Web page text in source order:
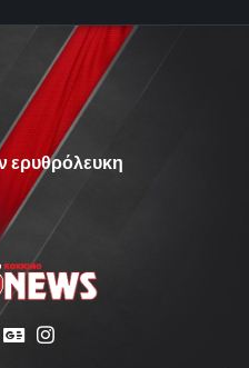
ερυθρόλευκη